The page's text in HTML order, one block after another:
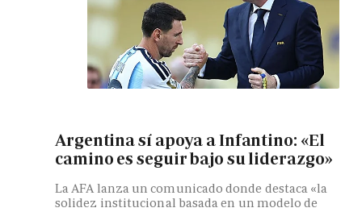
Argentina sí apoya a Infantino: «El
camino es seguir bajo su liderazgo»
La AFA lanza un comunicado donde destaca «la
solidez institucional basada en un modelo de